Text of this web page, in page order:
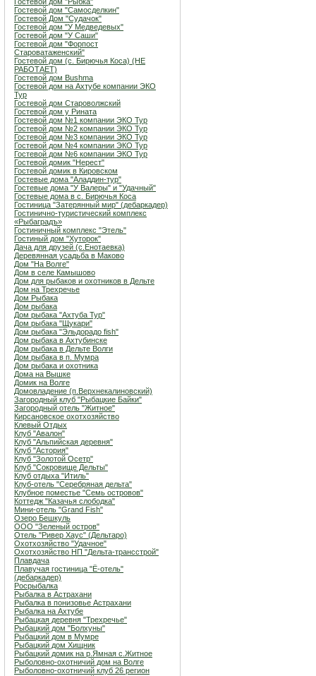
Гостевой дом "Самосделкин"
Гостевой Дом "Судачок"
Гостевой дом "У Медведевых"
Гостевой дом "У Саши"
Гостевой дом "Форпост
Староватаженский"
Гостевой дом (с. Бирючья Коса) (НЕ
РАБОТАЕТ)
Гостевой дом Bushma
Гостевой дом на Ахтубе компании ЭКО
Тур
Гостевой дом Староволжский
Гостевой дом у Рината
Гостевой дом №1 компании ЭКО Тур
Гостевой дом №2 компании ЭКО Тур
Гостевой дом №3 компании ЭКО Тур
Гостевой дом №4 компании ЭКО Тур
Гостевой дом №6 компании ЭКО Тур
Гостевой домик "Нерест"
Гостевой домик в Кировском
Гостевые дома "Аладдин-тур"
Гостевые дома "У Валеры" и "Удачный"
Гостевые дома в с. Бирючья Коса
Гостиница "Затерянный мир" (дебаркадер)
Гостинично-туристический комплекс
«Рыбаградъ»
Гостиничный комплекс "Этель"
Гостиный дом "Хуторок"
Дача для друзей (с.Енотаевка)
Деревянная усадьба в Маково
Дом "На Волге"
Дом в селе Камышово
Дом для рыбаков и охотников в Дельте
Дом на Трехречье
Дом Рыбака
Дом рыбака
Дом рыбака "Ахтуба Тур"
Дом рыбака "Щукари"
Дом рыбака "Эльдорадо fish"
Дом рыбака в Ахтубинске
Дом рыбака в Дельте Волги
Дом рыбака в п. Мумра
Дом рыбака и охотника
Дома на Вышке
Домик на Волге
Домовладение (п.Верхнекалиновский)
Загородный клуб "Рыбацкие Байки"
Загородный отель "Житное"
Кирсановское охотхозяйство
Клевый Отдых
Клуб "Авалон"
Клуб "Альпийская деревня"
Клуб "Астория"
Клуб "Золотой Осетр"
Клуб "Сокровище Дельты"
Клуб отдыха "Итиль"
Клуб-отель "Серебряная дельта"
Клубное поместье "Семь островов"
Коттедж "Казачья слободка"
Мини-отель "Grand Fish"
Озеро Бешкуль
ООО "Зеленый остров"
Отель "Ривер Хаус" (Дельтаро)
Охотхозяйство "Удачное"
Охотхозяйство НП "Дельта-трансстрой"
Плавдача
Плавучая гостиница "Ё-отель"
(дебаркадер)
Росрыбалка
Рыбалка в Астрахани
Рыбалка в понизовье Астрахани
Рыбалка на Ахтубе
Рыбацкая деревня "Трехречье"
Рыбацкий дом "Болхуны"
Рыбацкий дом в Мумре
Рыбацкий дом Хищник
Рыбацкий домик на р.Ямная с.Житное
Рыболовно-охотничий дом на Волге
Рыболовно-охотничий клуб 26 регион